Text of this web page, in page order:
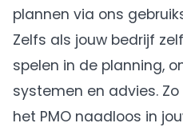
plannen via ons
Zelfs als jouw bedrijf
spelen in de planning,
systemen en advies.
het PMO naadloos in